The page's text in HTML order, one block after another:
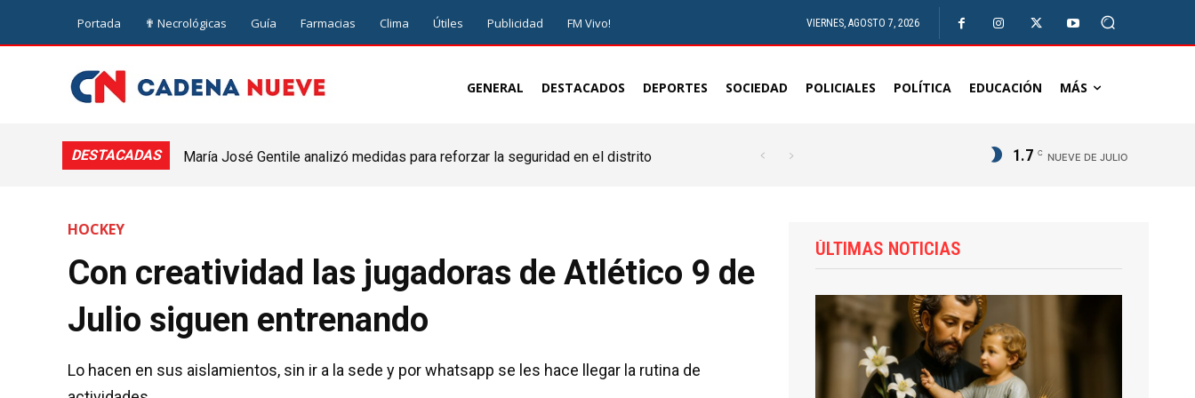
Portada ✟ Necrológicas Guía Farmacias Clima Útiles Publicidad FM Vivo! VIERNES, AGOSTO 7, 2026
GENERAL DESTACADOS DEPORTES SOCIEDAD POLICIALES POLÍTICA EDUCACIÓN MÁS
DESTACADAS
María José Gentile analizó medidas para reforzar la seguridad en el distrito
1.7 C NUEVE DE JULIO
HOCKEY
Con creatividad las jugadoras de Atlético 9 de
Julio siguen entrenando
Lo hacen en sus aislamientos, sin ir a la sede y por whatsapp se les hace llegar la rutina de
ÚLTIMAS NOTICIAS